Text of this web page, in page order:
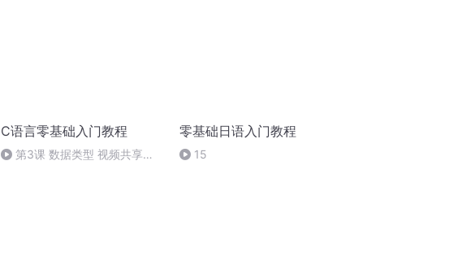
C语言零基础入门教程
第3课 数据类型 视频共享
零基础日语入门教程
15